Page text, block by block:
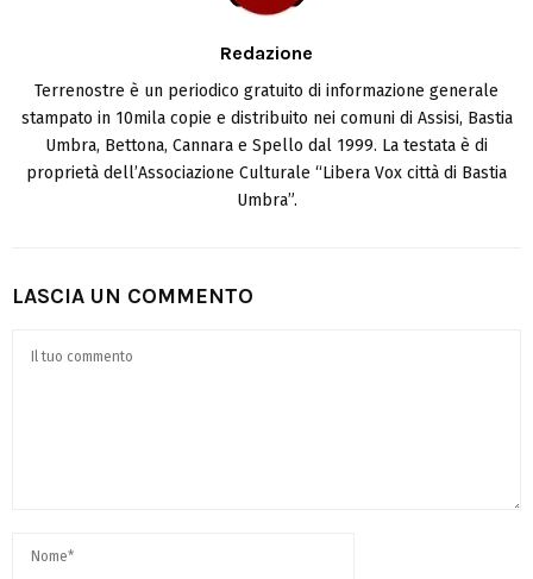
Redazione
Terrenostre è un periodico gratuito di informazione generale
stampato in 10mila copie e distribuito nei comuni di Assisi, Bastia
Umbra, Bettona, Cannara e Spello dal 1999. La testata è di
proprietà dell’Associazione Culturale “Libera Vox città di Bastia
Umbra”.
LASCIA UN COMMENTO